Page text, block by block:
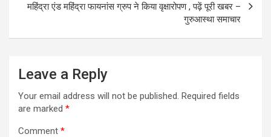
महिंद्रा एंड महिंद्रा फायनांस ग्रुप ने किया वृक्षारोपण , पढ़ें पूरी खबर –
गुरुआस्था समाचार
Leave a Reply
Your email address will not be published. Required fields
are marked *
Comment *